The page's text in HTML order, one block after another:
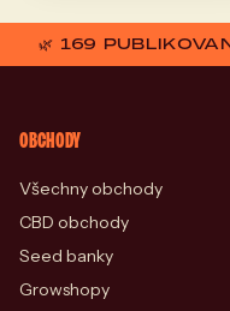
🌿 169
OBCHODY
Všechny obchody
CBD obchody
Seed banky
Growshopy